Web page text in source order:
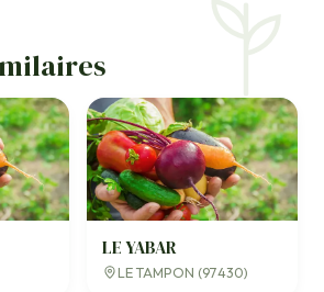
LE YABAR
LE TAMPON (97430)